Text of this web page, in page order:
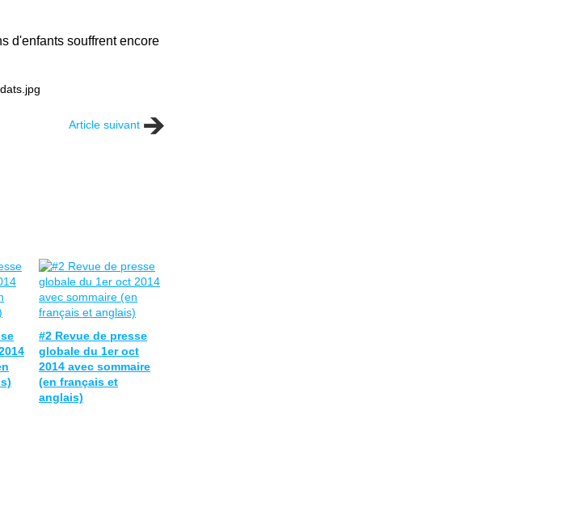
d'enfants souffrent encore
Article suivant
#2 Revue de presse
globale du 1er oct
2014 avec sommaire
(en français et
anglais)